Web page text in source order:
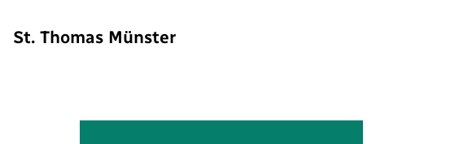
St. Thomas Münster